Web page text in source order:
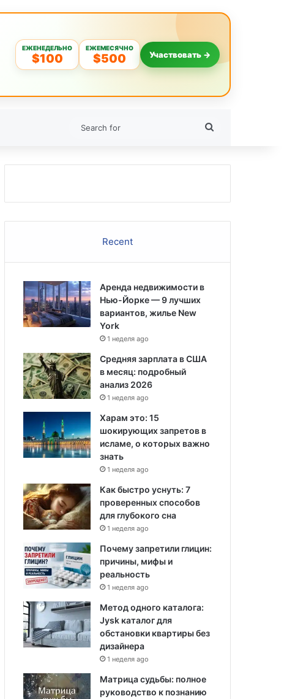
ЕЖЕНЕДЕЛЬНО
$100
ЕЖЕМЕСЯЧНО
$500 Участвовать →
Recent
Аренда недвижимости в
Нью-Йорке — 9 лучших
вариантов, жилье New
York
1 неделя ago
Средняя зарплата в США
в месяц: подробный
анализ 2026
1 неделя ago
Харам это: 15
шокирующих запретов в
исламе, о которых важно
знать
1 неделя ago
Как быстро уснуть: 7
проверенных способов
для глубокого сна
1 неделя ago
Почему запретили глицин:
причины, мифы и
реальность
1 неделя ago
Метод одного каталога:
Jysk каталог для
обстановки квартиры без
дизайнера
1 неделя ago
Матрица судьбы: полное
руководство к познанию